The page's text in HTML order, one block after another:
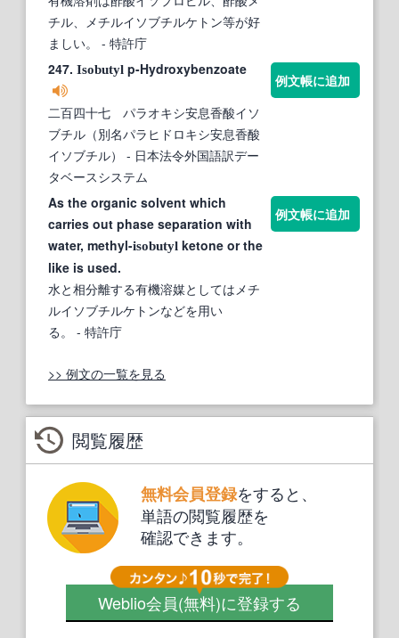
チル、メチルイソブチルケトン等が好
ましい。
- 特許庁
247. Isobutyl p-Hydroxybenzoate
二百四十七 パラオキシ安息香酸イソ
ブチル（別名パラヒドロキシ安息香酸
イソブチル）
- 日本法令外国語訳デー
タベースシステム
例文帳に追加
As the organic solvent which
carries out phase separation with
water, methyl-isobutyl ketone or the
like is used.
水と相分離する有機溶媒としてはメチ
ルイソブチルケトンなどを用い
る。
- 特許庁
例文帳に追加
>> 例文の一覧を見る
閲覧履歴
無料会員登録をすると、
単語の閲覧履歴を
確認できます。
Weblio会員(無料)に登録する